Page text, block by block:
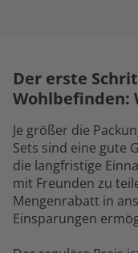
Der erste
Wohlbefinden:
Je größer die
Sets sind eine gute
die langfristige
mit Freunden zu
Mengenrabatt in
Einsparungen